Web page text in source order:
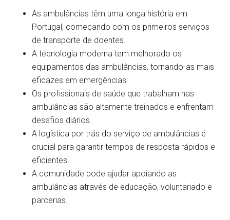
As ambulâncias têm uma longa história em
Portugal, começando com os primeiros serviços
de transporte de doentes.
A tecnologia moderna tem melhorado os
equipamentos das ambulâncias, tornando-as mais
eficazes em emergências.
Os profissionais de saúde que trabalham nas
ambulâncias são altamente treinados e enfrentam
desafios diários.
A logística por trás do serviço de ambulâncias é
crucial para garantir tempos de resposta rápidos e
eficientes.
A comunidade pode ajudar apoiando as
ambulâncias através de educação, voluntariado e
parcerias.